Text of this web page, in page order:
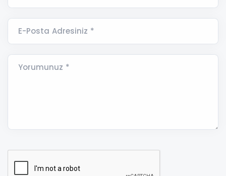
E-Posta Adresiniz *
Yorumunuz *